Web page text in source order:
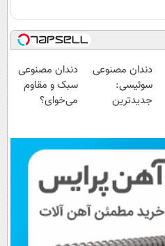
دندان مصنوعی
سوئیسی:
جدیدترین
پرداخت قسطی
دندان مصنوعی
سبک و مقاوم
می‌خوای؟
📍تهران